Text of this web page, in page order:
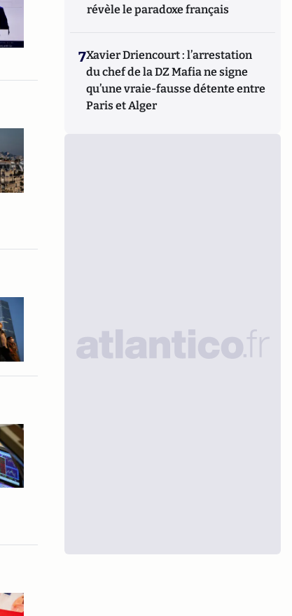
révèle le paradoxe français
7Xavier Driencourt : l’arrestation
du chef de la DZ Mafia ne signe
qu’une vraie-fausse détente entre
Paris et Alger